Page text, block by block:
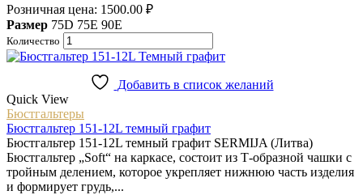
Розничная цена: 1500.00 ₽
Размер 75D 75E 90E
Количество
Добавить в список желаний
Quick View
Бюстгальтеры
Бюстгальтер 151-12L темный графит
Бюстгальтер 151-12L темный графит SERMIJA (Литва)
Бюстгальтер „Soft“ на каркасе, состоит из Т-образной чашки с
тройным делением, которое укрепляет нижнюю часть изделия
и формирует грудь,...